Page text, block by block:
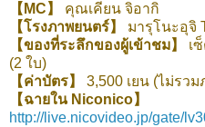
【MC】
คุณเคียน จิอากิ
【โรงภาพยนตร์】
มารุโนะอุจิ
【ของที่ระลึกของผู้เข้าชม】
เ
(2 ใบ)
【ค่าบัตร】 3,500 เยน (ไม่รวม
【ฉายใน Niconico】
http://live.nicovideo.jp/gate/